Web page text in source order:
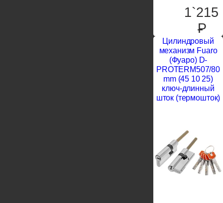
1`215
P
Цилиндровый
механизм Fuaro
(Фуаро) D-
PROTERM507/80
mm (45 10 25)
ключ-длинный
шток (термошток)